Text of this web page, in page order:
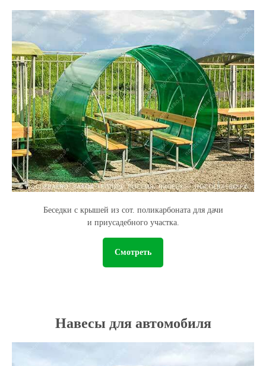
Беседки с крышей из сот. поликарбоната для дачи
и приусадебного участка.
Смотреть
Навесы для автомобиля